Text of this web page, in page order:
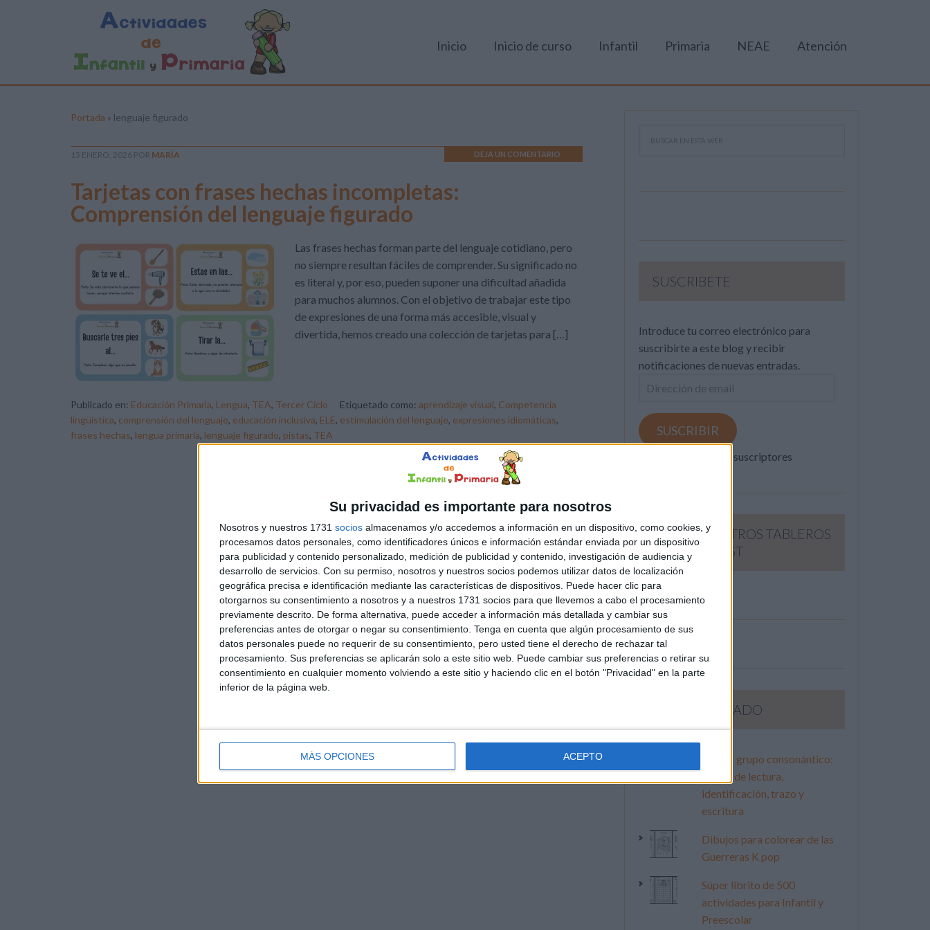
Su privacidad es importante para nosotros
Nosotros y nuestros 1731 socios almacenamos y/o accedemos a información en un dispositivo, como cookies, y
procesamos datos personales, como identificadores únicos e información estándar enviada por un dispositivo
para publicidad y contenido personalizado, medición de publicidad y contenido, investigación de audiencia y
desarrollo de servicios. Con su permiso, nosotros y nuestros socios podemos utilizar datos de localización
geográfica precisa e identificación mediante las características de dispositivos. Puede hacer clic para
otorgarnos su consentimiento a nosotros y a nuestros 1731 socios para que llevemos a cabo el procesamiento
previamente descrito. De forma alternativa, puede acceder a información más detallada y cambiar sus
preferencias antes de otorgar o negar su consentimiento. Tenga en cuenta que algún procesamiento de sus
datos personales puede no requerir de su consentimiento, pero usted tiene el derecho de rechazar tal
procesamiento. Sus preferencias se aplicarán solo a este sitio web. Puede cambiar sus preferencias o retirar su
consentimiento en cualquier momento volviendo a este sitio y haciendo clic en el botón "Privacidad" en la parte
inferior de la página web.
MÁS OPCIONES ACEPTO
Inicio Inicio de curso Infantil Primaria NEAE Atención
Portada » lenguaje figurado
15 ENERO, 2026 POR MARÍA DEJA UN COMENTARIO
Tarjetas con frases hechas incompletas:
Comprensión del lenguaje figurado
Las frases hechas forman parte del lenguaje cotidiano, pero
no siempre resultan fáciles de comprender. Su significado no
es literal y, por eso, pueden suponer una dificultad añadida
para muchos alumnos. Con el objetivo de trabajar este tipo
de expresiones de una forma más accesible, visual y
divertida, hemos creado una colección de tarjetas para […]
Publicado en: Educación Primaria, Lengua, TEA, Tercer Ciclo Etiquetado como: aprendizaje visual, Competencia
lingüística, comprensión del lenguaje, educación inclusiva, ELE, estimulación del lenguaje, expresiones idiomáticas,
frases hechas, lengua primaria, lenguaje figurado, pistas, TEA
SUSCRIBETE
Introduce tu correo electrónico para
suscribirte a este blog y recibir
notificaciones de nuevas entradas.
Dirección
email
SUSCRIBIR
Únete a otros 371K suscriptores
SIGUE NUESTROS TABLEROS
EN PINTEREST
LO MÁS VISITADO
Primer grupo consonántico:
Fichas de lectura,
identificación, trazo y
escritura
Dibujos para colorear de las
Guerreras K pop
Súper librito de 500
actividades para Infantil y
Preescolar